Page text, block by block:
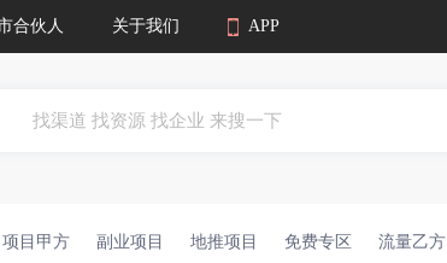
合伙人 关于我们 APP
项目甲方 副业项目 地推项目 免费专区 流量乙方